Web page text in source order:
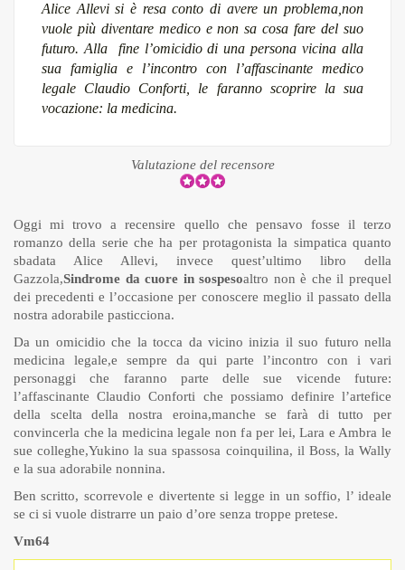
Alice Allevi si è resa conto di avere un problema,non
vuole più diventare medico e non sa cosa fare del suo
futuro. Alla fine l’omicidio di una persona vicina alla
sua famiglia e l’incontro con l’affascinante medico
legale Claudio Conforti, le faranno scoprire la sua
vocazione: la medicina.
Valutazione del recensore
Oggi mi trovo a recensire quello che pensavo fosse il terzo
romanzo della serie che ha per protagonista la simpatica quanto
sbadata Alice Allevi, invece quest’ultimo libro della
Gazzola,Sindrome da cuore in sospesoaltro non è che il prequel
dei precedenti e l’occasione per conoscere meglio il passato della
nostra adorabile pasticciona.
Da un omicidio che la tocca da vicino inizia il suo futuro nella
medicina legale,e sempre da qui parte l’incontro con i vari
personaggi che faranno parte delle sue vicende future:
l’affascinante Claudio Conforti che possiamo definire l’artefice
della scelta della nostra eroina,manche se farà di tutto per
convincerla che la medicina legale non fa per lei, Lara e Ambra le
sue colleghe,Yukino la sua spassosa coinquilina, il Boss, la Wally
e la sua adorabile nonnina.
Ben scritto, scorrevole e divertente si legge in un soffio, l’ ideale
se ci si vuole distrarre un paio d’ore senza troppe pretese.
Vm64